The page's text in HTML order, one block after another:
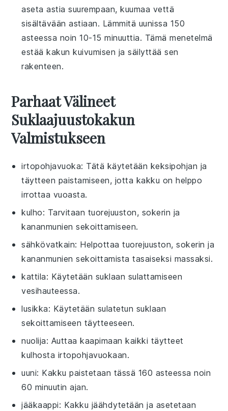
aseta astia suurempaan, kuumaa vettä
sisältävään astiaan. Lämmitä uunissa 150
asteessa noin 10-15 minuuttia. Tämä menetelmä
estää kakun kuivumisen ja säilyttää sen
rakenteen.
Parhaat Välineet
Suklaajuustokakun
Valmistukseen
irtopohjavuoka: Tätä käytetään keksipohjan ja
täytteen paistamiseen, jotta kakku on helppo
irrottaa vuoasta.
kulho: Tarvitaan tuorejuuston, sokerin ja
kananmunien sekoittamiseen.
sähkövatkain: Helpottaa tuorejuuston, sokerin ja
kananmunien sekoittamista tasaiseksi massaksi.
kattila: Käytetään suklaan sulattamiseen
vesihauteessa.
lusikka: Käytetään sulatetun suklaan
sekoittamiseen täytteeseen.
nuolija: Auttaa kaapimaan kaikki täytteet
kulhosta irtopohjavuokaan.
uuni: Kakku paistetaan tässä 160 asteessa noin
60 minuutin ajan.
jääkaappi: Kakku jäähdytetään ja asetetaan